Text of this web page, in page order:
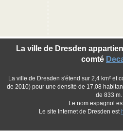
La ville de Dresden
comté
La ville de Dresden s'étend sur 2,4 km² et
de 2010) pour une densité de 17,08
de 833 m.
Le nom espagnol
Le site Internet de Dresden est